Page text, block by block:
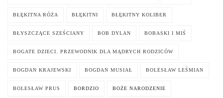
BŁĘKITNA RÓŻA BŁĘKITNI BŁĘKITNY KOLIBER
BŁYSZCZĄCE SZEŚCIANY BOB DYLAN BOBASKI I MIŚ
BOGATE DZIECI. PRZEWODNIK DLA MĄDRYCH RODZICÓW
BOGDAN KRAJEWSKI BOGDAN MUSIAŁ BOLESŁAW LEŚMIAN
BOLESŁAW PRUS BORDZIO BOŻE NARODZENIE